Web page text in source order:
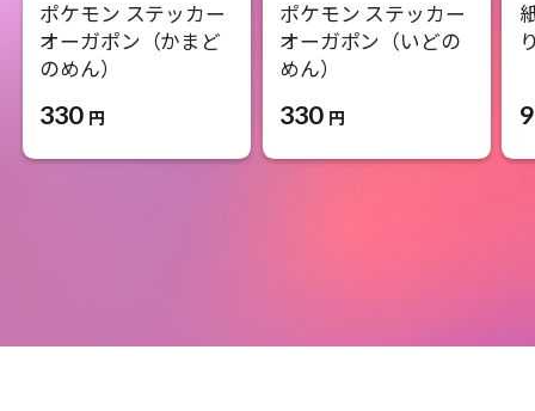
ポケモン ステッカー
オーガポン（かまど
のめん）
330 円
ポケモン ステッカー
オーガポン（いどの
めん）
330 円